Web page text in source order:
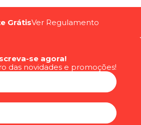
Até 6xSem Juros
se agora!
das novidades e promoções!